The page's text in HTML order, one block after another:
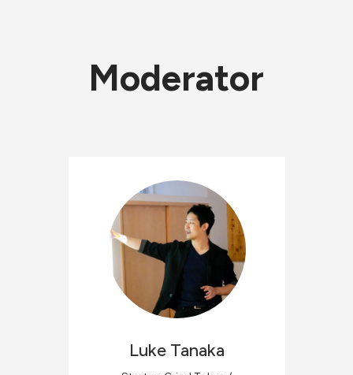
Moderator
Luke Tanaka